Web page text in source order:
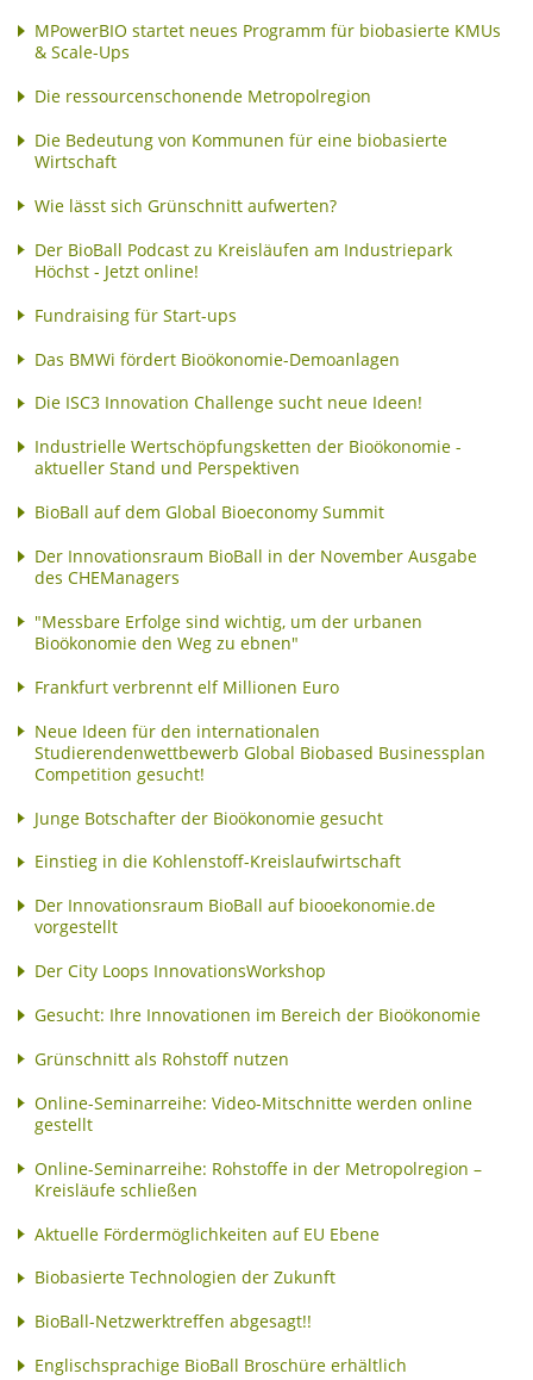
MPowerBIO startet neues Programm für biobasierte KMUs
& Scale-Ups
Die ressourcenschonende Metropolregion
Die Bedeutung von Kommunen für eine biobasierte
Wirtschaft
Wie lässt sich Grünschnitt aufwerten?
Der BioBall Podcast zu Kreisläufen am Industriepark
Höchst - Jetzt online!
Fundraising für Start-ups
Das BMWi fördert Bioökonomie-Demoanlagen
Die ISC3 Innovation Challenge sucht neue Ideen!
Industrielle Wertschöpfungsketten der Bioökonomie -
aktueller Stand und Perspektiven
BioBall auf dem Global Bioeconomy Summit
Der Innovationsraum BioBall in der November Ausgabe
des CHEManagers
"Messbare Erfolge sind wichtig, um der urbanen
Bioökonomie den Weg zu ebnen"
Frankfurt verbrennt elf Millionen Euro
Neue Ideen für den internationalen
Studierendenwettbewerb Global Biobased Businessplan
Competition gesucht!
Junge Botschafter der Bioökonomie gesucht
Einstieg in die Kohlenstoff-Kreislaufwirtschaft
Der Innovationsraum BioBall auf biooekonomie.de
vorgestellt
Der City Loops InnovationsWorkshop
Gesucht: Ihre Innovationen im Bereich der Bioökonomie
Grünschnitt als Rohstoff nutzen
Online-Seminarreihe: Video-Mitschnitte werden online
gestellt
Online-Seminarreihe: Rohstoffe in der Metropolregion –
Kreisläufe schließen
Aktuelle Fördermöglichkeiten auf EU Ebene
Biobasierte Technologien der Zukunft
BioBall-Netzwerktreffen abgesagt!!
Englischsprachige BioBall Broschüre erhältlich